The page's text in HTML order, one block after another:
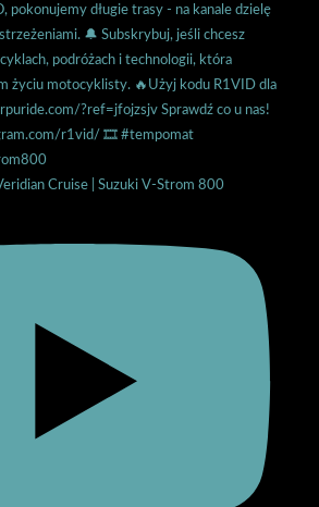
Cruise | Suzuki V-Strom 800